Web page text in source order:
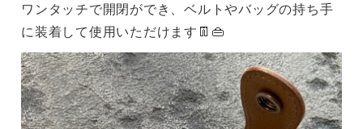
ワンタッチで開閉ができ、ベルトやバッグの持ち手
に装着して使用いただけます👖👜